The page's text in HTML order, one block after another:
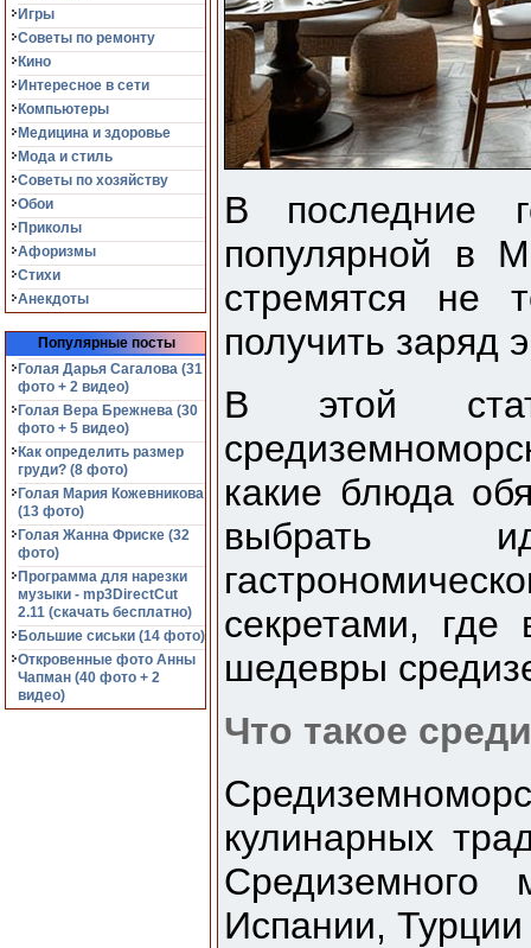
Игры
Советы по ремонту
Кино
Интересное в сети
Компьютеры
Медицина и здоровье
Мода и стиль
Советы по хозяйству
Обои
Приколы
Афоризмы
Стихи
Анекдоты
Популярные посты
Голая Дарья Сагалова (31
фото + 2 видео)
Голая Вера Брежнева (30
фото + 5 видео)
Как определить размер
груди? (8 фото)
Голая Мария Кожевникова
(13 фото)
Голая Жанна Фриске (32
фото)
Программа для нарезки
музыки - mp3DirectCut
2.11 (cкачать бесплатно)
Большие сиськи (14 фото)
Откровенные фото Анны
Чапман (40 фото + 2
видео)
В последние
популярной в
стремятся не
получить заряд
В этой
какие блюда
выбрать
секретами,
шедевры
Что такое
кулинарных
Испании,